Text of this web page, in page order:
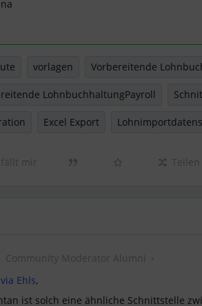
vorlagen Vorbereitende
LohnbuchhaltungPayroll
Excel Export
mir Teilen
Community Moderator Alumni
Ehls,
ist solch eine ähnliche Schnittstelle